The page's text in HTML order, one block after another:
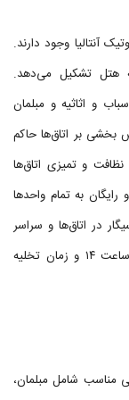
آنتالیا وجود دارند.
هتل تشکیل می‌دهد.
و اثاثیه و مبلمان
بخشی بر اتاق‌ها حاکم
و تمیزی اتاق‌ها
به تمام واحدها
در اتاق‌ها و سراسر
هتل ممنوع است. زمان تحویل اتاق‌ها در این هتل ساعت ۱۴ و زمان تخلیه
مناسب شامل مبلمان،